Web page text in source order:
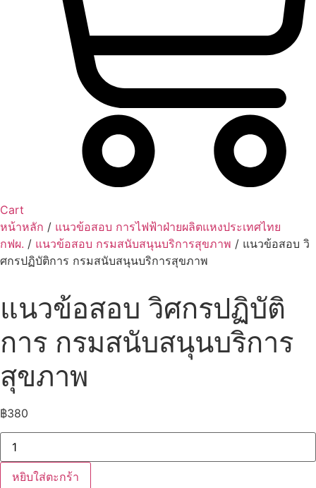
Cart
หน้าหลัก / แนวข้อสอบ การไฟฟ้าฝ่ายผลิตแหงประเทศไทย
กฟผ. / แนวข้อสอบ กรมสนับสนุนบริการสุขภาพ / แนวข้อสอบ วิ
ศกรปฏิบัติการ กรมสนับสนุนบริการสุขภาพ
แนวข้อสอบ วิศกรปฏิบัติ
การ กรมสนับสนุนบริการ
สุขภาพ
฿380
จำนวน
แนว
ข้อสอบ
ศกรหยิบใส่ตะกร้า